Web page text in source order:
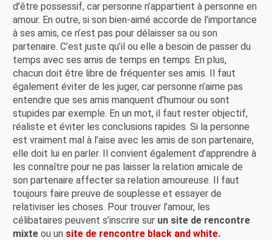
d’être possessif, car personne n’appartient à personne en
amour. En outre, si son bien-aimé accorde de l’importance
à ses amis, ce n’est pas pour délaisser sa ou son
partenaire. C’est juste qu’il ou elle a besoin de passer du
temps avec ses amis de temps en temps. En plus,
chacun doit être libre de fréquenter ses amis. Il faut
également éviter de les juger, car personne n’aime pas
entendre que ses amis manquent d’humour ou sont
stupides par exemple. En un mot, il faut rester objectif,
réaliste et éviter les conclusions rapides. Si la personne
est vraiment mal à l’aise avec les amis de son partenaire,
elle doit lui en parler. Il convient également d’apprendre à
les connaître pour ne pas laisser la relation amicale de
son partenaire affecter sa relation amoureuse. Il faut
toujours faire preuve de souplesse et essayer de
relativiser les choses. Pour trouver l’amour, les
célibataires peuvent s’inscrire sur un site de rencontre
mixteou un site de rencontre black and white.